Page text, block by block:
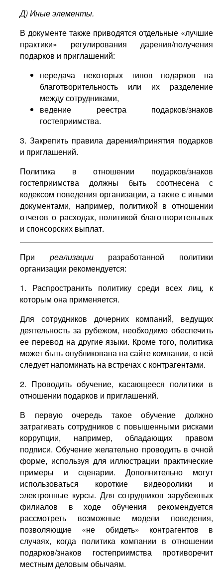
Д) Иные элементы.
В документе также приводятся отдельные «лучшие
практики» регулирования дарения/получения
подарков и приглашений:
передача некоторых типов подарков на
благотворительность или их разделение
между сотрудниками,
ведение реестра подарков/знаков
гостеприимства.
3. Закрепить правила дарения/принятия подарков
и приглашений.
Политика в отношении подарков/знаков
гостеприимства должны быть соотнесена с
кодексом поведения организации, а также с иными
документами, например, политикой в отношении
отчетов о расходах, политикой благотворительных
и спонсорских выплат.
При реализацииразработанной политики
организации рекомендуется:
1. Распространить политику среди всех лиц, к
которым она применяется.
Для сотрудников дочерних компаний, ведущих
деятельность за рубежом, необходимо обеспечить
ее перевод на другие языки. Кроме того, политика
может быть опубликована на сайте компании, о ней
следует напоминать на встречах с контрагентами.
2. Проводить обучение, касающееся политики в
отношении подарков и приглашений.
В первую очередь такое обучение должно
затрагивать сотрудников с повышенными рисками
коррупции, например, обладающих правом
подписи. Обучение желательно проводить в очной
форме, используя для иллюстрации практические
примеры и сценарии. Дополнительно могут
использоваться короткие видеоролики и
электронные курсы. Для сотрудников зарубежных
филиалов в ходе обучения рекомендуется
рассмотреть возможные модели поведения,
позволяющие «не обидеть» контрагентов в
случаях, когда политика компании в отношении
подарков/знаков гостеприимства противоречит
местным деловым обычаям.